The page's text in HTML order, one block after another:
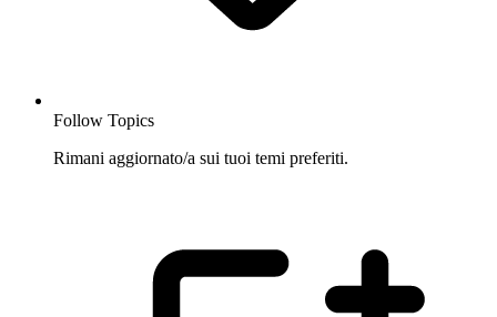
Follow Topics
Rimani aggiornato/a sui tuoi temi preferiti.